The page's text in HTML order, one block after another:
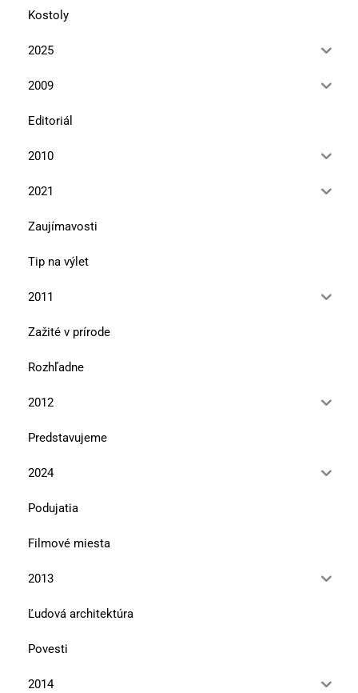
Kostoly
2025
2009
Editoriál
2010
2021
Zaujímavosti
Tip na výlet
2011
Zažité v prírode
Rozhľadne
2012
Predstavujeme
2024
Podujatia
Filmové miesta
2013
Ľudová architektúra
Povesti
2014